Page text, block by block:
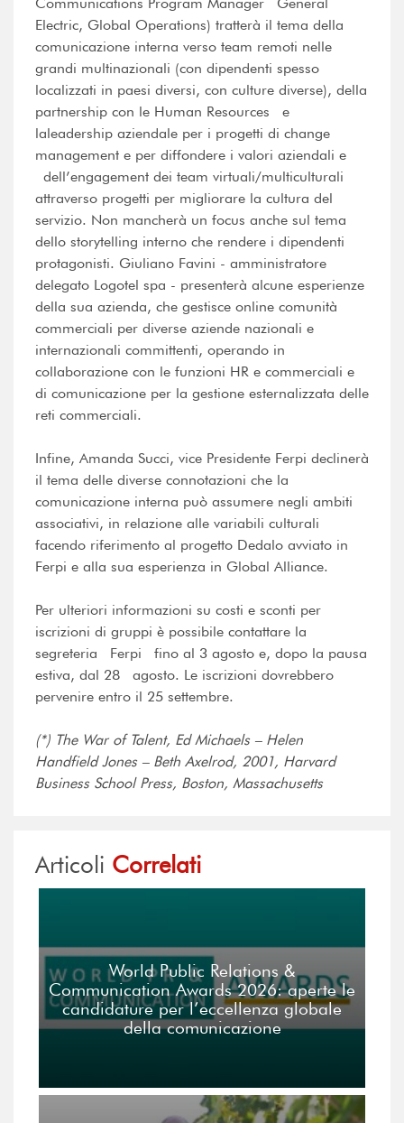
Electric, Global Operations) tratterà il tema della
comunicazione interna verso team remoti nelle
grandi multinazionali (con dipendenti spesso
localizzati in paesi diversi, con culture diverse), della
partnership con le Human Resources e
laleadership aziendale per i progetti di change
management e per diffondere i valori aziendali e
dell’engagement dei team virtuali/multiculturali
attraverso progetti per migliorare la cultura del
servizio. Non mancherà un focus anche sul tema
dello storytelling interno che rendere i dipendenti
protagonisti. Giuliano Favini - amministratore
delegato Logotel spa - presenterà alcune esperienze
della sua azienda, che gestisce online comunità
commerciali per diverse aziende nazionali e
internazionali committenti, operando in
collaborazione con le funzioni HR e commerciali e
di comunicazione per la gestione esternalizzata delle
reti commerciali.
Infine, Amanda Succi, vice Presidente Ferpi declinerà
il tema delle diverse connotazioni che la
comunicazione interna può assumere negli ambiti
associativi, in relazione alle variabili culturali
facendo riferimento al progetto Dedalo avviato in
Ferpi e alla sua esperienza in Global Alliance.
Per ulteriori informazioni su costi e sconti per
iscrizioni di gruppi è possibile contattare la
segreteria Ferpi fino al 3 agosto e, dopo la pausa
estiva, dal 28 agosto. Le iscrizioni dovrebbero
pervenire entro il 25 settembre.
(*) The War of Talent, Ed Michaels – Helen
Handfield Jones – Beth Axelrod, 2001, Harvard
Business School Press, Boston, Massachusetts
Articoli Correlati
World Public Relations &
Communication Awards 2026: aperte le
candidature per l’eccellenza globale
della comunicazione